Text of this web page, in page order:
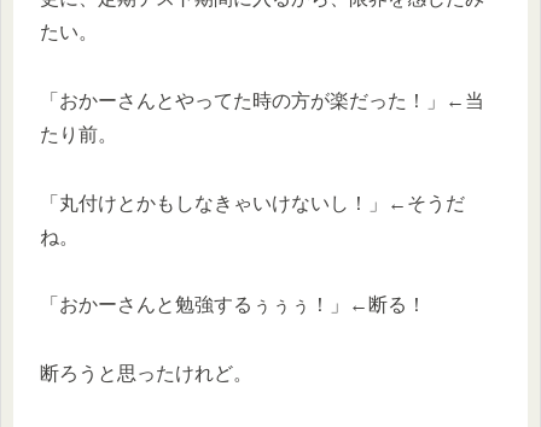
たい。
「おかーさんとやってた時の方が楽だった！」←当
たり前。
「丸付けとかもしなきゃいけないし！」←そうだ
ね。
「おかーさんと勉強するぅぅぅ！」←断る！
断ろうと思ったけれど。